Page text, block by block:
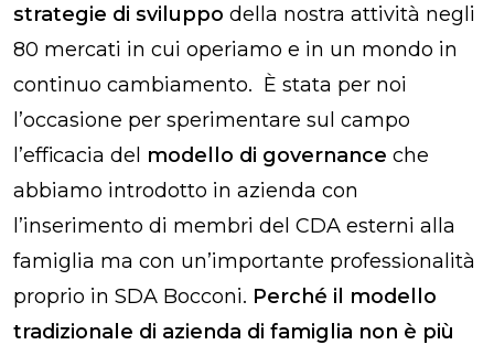
strategie di sviluppo della nostra attività negli
80 mercati in cui operiamo e in un mondo in
continuo cambiamento. È stata per noi
l’occasione per sperimentare sul campo
l’efficacia del modello di governance che
abbiamo introdotto in azienda con
l’inserimento di membri del CDA esterni alla
famiglia ma con un’importante professionalità
proprio in SDA Bocconi. Perché il modello
tradizionale di azienda di famiglia non è più